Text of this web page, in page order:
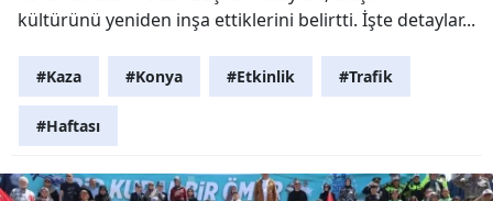
kültürünü yeniden inşa ettiklerini belirtti. İşte detaylar...
#Kaza #Konya #Etkinlik #Trafik
#Haftası